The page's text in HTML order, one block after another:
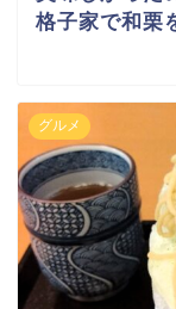
格子家で和栗
グルメ